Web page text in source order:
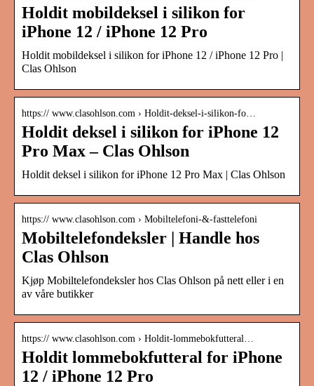
Holdit mobildeksel i silikon for
iPhone 12 / iPhone 12 Pro
Holdit mobildeksel i silikon for iPhone 12 / iPhone 12 Pro |
Clas Ohlson
https:// www.clasohlson.com › Holdit-deksel-i-silikon-fo…
Holdit deksel i silikon for iPhone 12
Pro Max – Clas Ohlson
Holdit deksel i silikon for iPhone 12 Pro Max | Clas Ohlson
https:// www.clasohlson.com › Mobiltelefoni-&-fasttelefoni
Mobiltelefondeksler | Handle hos
Clas Ohlson
Kjøp Mobiltelefondeksler hos Clas Ohlson på nett eller i en
av våre butikker
https:// www.clasohlson.com › Holdit-lommebokfutteral…
Holdit lommebokfutteral for iPhone
12 / iPhone 12 Pro